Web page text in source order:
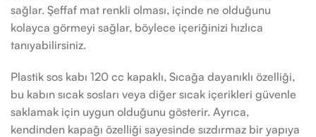
sağlar. Şeffaf mat renkli olması, içinde ne olduğunu
kolayca görmeyi sağlar, böylece içeriğinizi hızlıca
tanıyabilirsiniz.
Plastik sos kabı 120 cc kapaklı, Sıcağa dayanıklı özelliği,
bu kabın sıcak sosları veya diğer sıcak içerikleri güvenle
saklamak için uygun olduğunu gösterir. Ayrıca,
kendinden kapağı özelliği sayesinde sızdırmaz bir yapıya